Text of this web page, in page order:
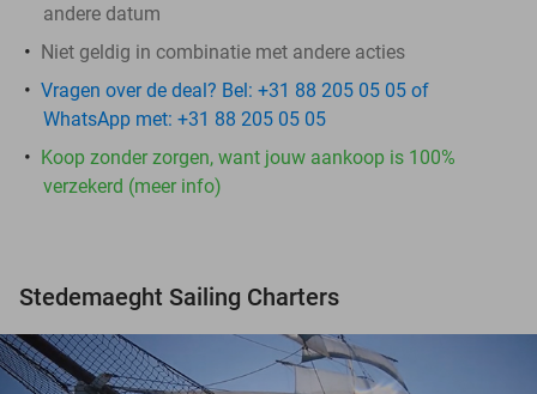
andere datum
Niet geldig in combinatie met andere acties
Vragen over de deal? Bel: +31 88 205 05 05 of
WhatsApp met: +31 88 205 05 05
Koop zonder zorgen, want jouw aankoop is 100%
verzekerd (meer info)
Stedemaeght Sailing Charters